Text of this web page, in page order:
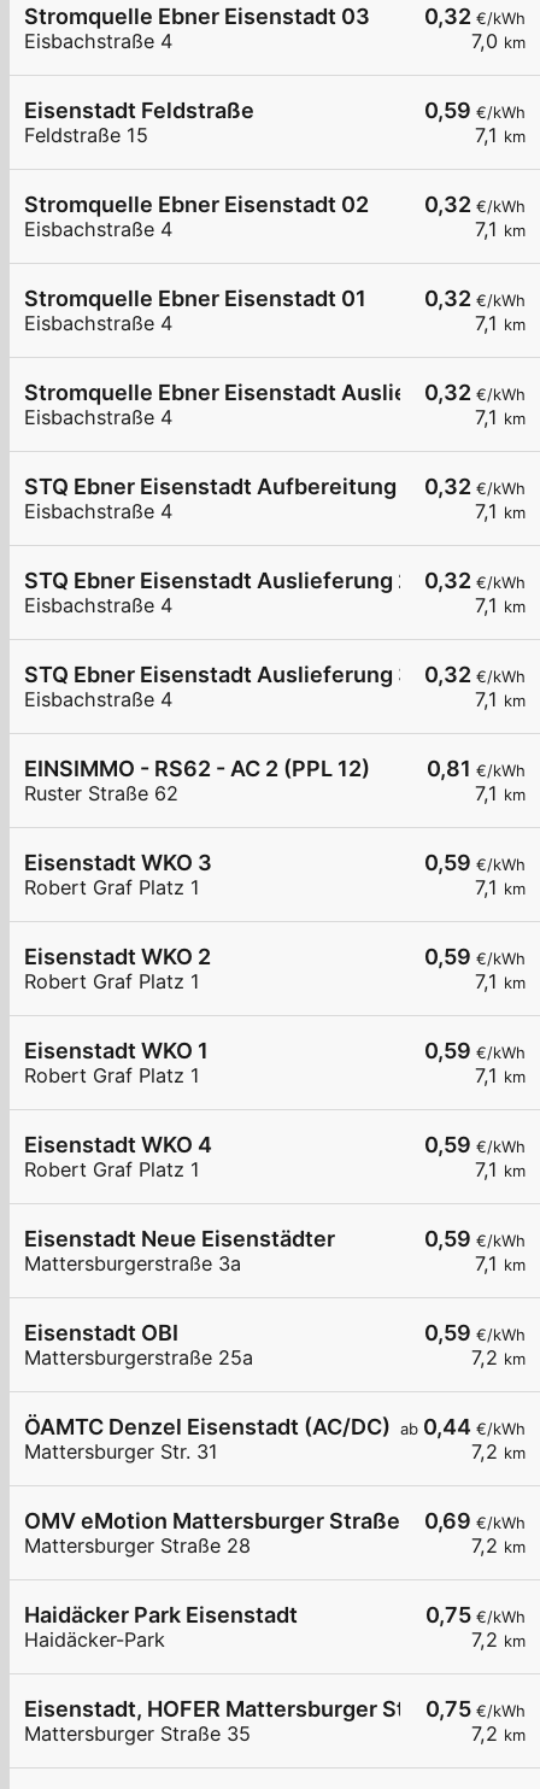
0,32 €/kWh
7,0 km
Stromquelle Ebner Eisenstadt 03
Eisbachstraße 4
0,59 €/kWh
7,1 km
Eisenstadt Feldstraße
Feldstraße 15
0,32 €/kWh
7,1 km
Stromquelle Ebner Eisenstadt 02
Eisbachstraße 4
0,32 €/kWh
7,1 km
Stromquelle Ebner Eisenstadt 01
Eisbachstraße 4
0,32 €/kWh
7,1 km
Stromquelle Ebner Eisenstadt Auslieferung
Eisbachstraße 4
0,32 €/kWh
7,1 km
STQ Ebner Eisenstadt Aufbereitung 1
Eisbachstraße 4
0,32 €/kWh
7,1 km
STQ Ebner Eisenstadt Auslieferung 2
Eisbachstraße 4
0,32 €/kWh
7,1 km
STQ Ebner Eisenstadt Auslieferung 3
Eisbachstraße 4
0,81 €/kWh
7,1 km
EINSIMMO - RS62 - AC 2 (PPL 12)
Ruster Straße 62
0,59 €/kWh
7,1 km
Eisenstadt WKO 3
Robert Graf Platz 1
0,59 €/kWh
7,1 km
Eisenstadt WKO 2
Robert Graf Platz 1
0,59 €/kWh
7,1 km
Eisenstadt WKO 1
Robert Graf Platz 1
0,59 €/kWh
7,1 km
Eisenstadt WKO 4
Robert Graf Platz 1
0,59 €/kWh
7,1 km
Eisenstadt Neue Eisenstädter
Mattersburgerstraße 3a
0,59 €/kWh
7,2 km
Eisenstadt OBI
Mattersburgerstraße 25a
ab 0,44 €/kWh
7,2 km
ÖAMTC Denzel Eisenstadt (AC/DC)
Mattersburger Str. 31
0,69 €/kWh
7,2 km
OMV eMotion Mattersburger Straße 28
Mattersburger Straße 28
0,75 €/kWh
7,2 km
Haidäcker Park Eisenstadt
Haidäcker-Park
0,75 €/kWh
7,2 km
Eisenstadt, HOFER Mattersburger Str.
Mattersburger Straße 35